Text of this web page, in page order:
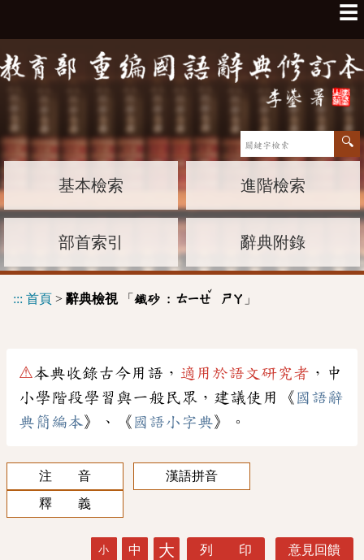
☰
基本檢索 進階檢索
部首索引 辭典附錄
::: 首頁 > 辭典檢視「 鐵砂 : ㄊㄧㄝ
ˇ
ㄕㄚ 」
⚠本典收錄古今用語， 適用於語文研究者 ，中
小學階段學習與一般民眾，建議使用《 國語辭
典簡編本》、《 國語小字典》。
注 音
漢語拼音
釋 義
小 中 大 列 印 意見回饋